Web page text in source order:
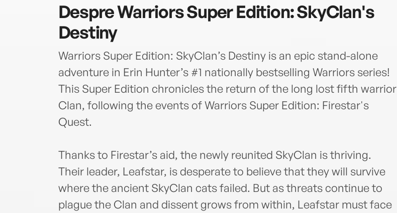
DespreWarriors Super Edition: SkyClan's
Destiny
Warriors Super Edition: SkyClan’s Destiny is an epic stand-alone
adventure in Erin Hunter’s #1 nationally bestselling Warriors series!
This Super Edition chronicles the return of the long lost fifth warrior
Clan, following the events of Warriors Super Edition: Firestar's
Quest.
Thanks to Firestar’s aid, the newly reunited SkyClan is thriving.
Their leader, Leafstar, is desperate to believe that they will survive
where the ancient SkyClan cats failed. But as threats continue to
plague the Clan and dissent grows from within, Leafstar must face